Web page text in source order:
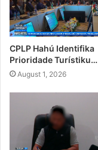
CPLP Hahú Identifika
Prioridade Turístiku…
August 1, 2026